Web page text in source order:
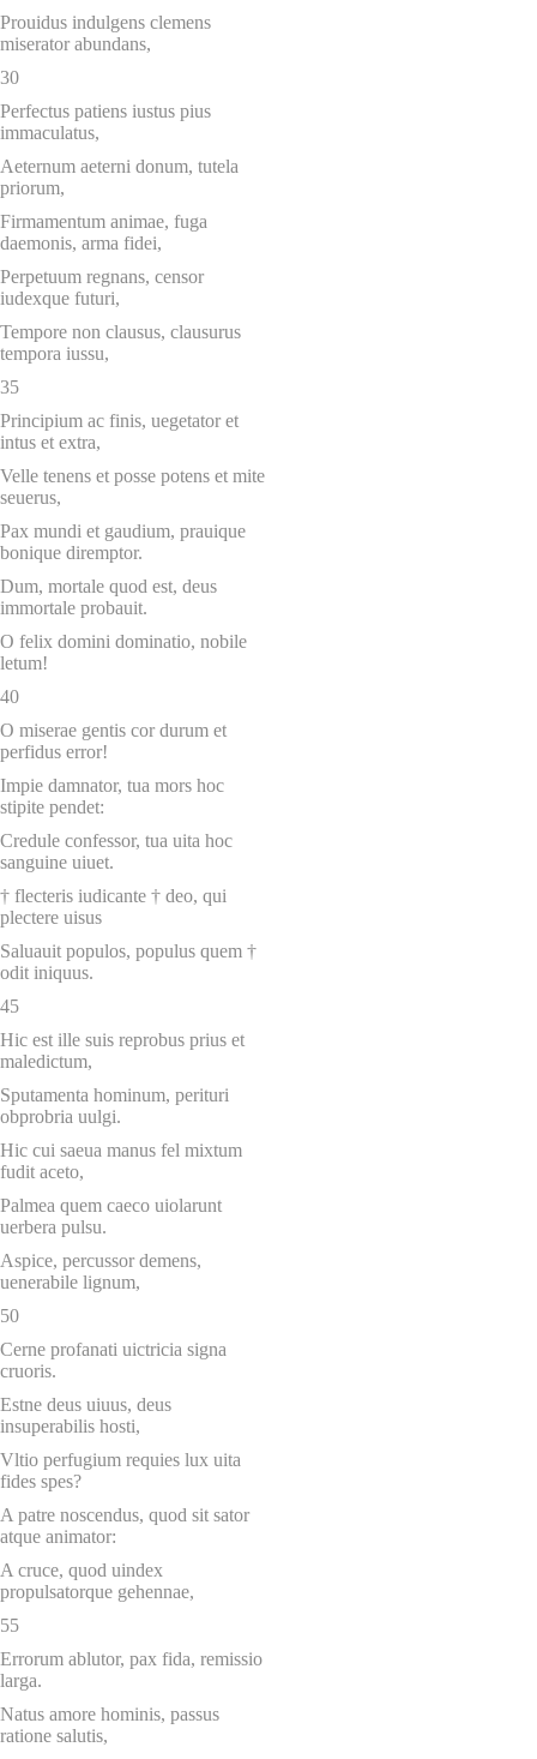
Prouidus indulgens clemens
miserator abundans,
30
Perfectus patiens iustus pius
immaculatus,
Aeternum aeterni donum, tutela
priorum,
Firmamentum animae, fuga
daemonis, arma fidei,
Perpetuum regnans, censor
iudexque futuri,
Tempore non clausus, clausurus
tempora iussu,
35
Principium ac finis, uegetator et
intus et extra,
Velle tenens et posse potens et mite
seuerus,
Pax mundi et gaudium, prauique
bonique diremptor.
Dum, mortale quod est, deus
immortale probauit.
O felix domini dominatio, nobile
letum!
40
O miserae gentis cor durum et
perfidus error!
Impie damnator, tua mors hoc
stipite pendet:
Credule confessor, tua uita hoc
sanguine uiuet.
† flecteris iudicante † deo, qui
plectere uisus
Saluauit populos, populus quem †
odit iniquus.
45
Hic est ille suis reprobus prius et
maledictum,
Sputamenta hominum, perituri
obprobria uulgi.
Hic cui saeua manus fel mixtum
fudit aceto,
Palmea quem caeco uiolarunt
uerbera pulsu.
Aspice, percussor demens,
uenerabile lignum,
50
Cerne profanati uictricia signa
cruoris.
Estne deus uiuus, deus
insuperabilis hosti,
Vltio perfugium requies lux uita
fides spes?
A patre noscendus, quod sit sator
atque animator:
A cruce, quod uindex
propulsatorque gehennae,
55
Errorum ablutor, pax fida, remissio
larga.
Natus amore hominis, passus
ratione salutis,